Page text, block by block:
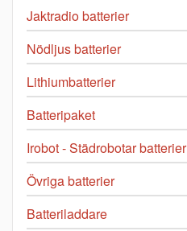
Jaktradio batterier
Nödljus batterier
Lithiumbatterier
Batteripaket
Irobot - Städrobotar batterier
Övriga batterier
Batteriladdare